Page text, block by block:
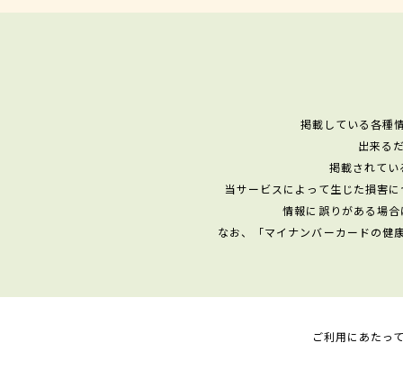
掲載している各種
出来る
掲載されて
当サービスによって生じた損害
情報に誤りがある場
なお、「マイナンバーカードの健
ご利用にあたっ